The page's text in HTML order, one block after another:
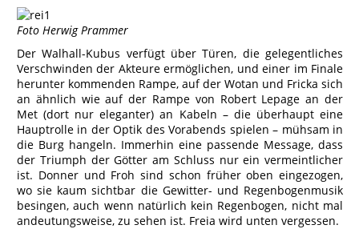
Foto Herwig Prammer
Der Walhall-Kubus verfügt über Türen, die gelegentliches
Verschwinden der Akteure ermöglichen, und einer im Finale
herunter kommenden Rampe, auf der Wotan und Fricka sich
an ähnlich wie auf der Rampe von Robert Lepage an der
Met (dort nur eleganter) an Kabeln – die überhaupt eine
Hauptrolle in der Optik des Vorabends spielen – mühsam in
die Burg hangeln. Immerhin eine passende Message, dass
der Triumph der Götter am Schluss nur ein vermeintlicher
ist. Donner und Froh sind schon früher oben eingezogen,
wo sie kaum sichtbar die Gewitter- und Regenbogenmusik
besingen, auch wenn natürlich kein Regenbogen, nicht mal
andeutungsweise, zu sehen ist. Freia wird unten vergessen.